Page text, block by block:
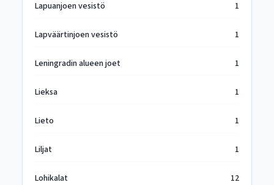
Lapuanjoen vesistö 1
Lapväärtinjoen vesistö 1
Leningradin alueen joet 1
Lieksa 1
Lieto 1
Liljat 1
Lohikalat 12